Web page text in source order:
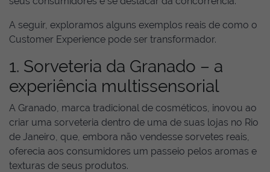
A seguir, exploramos alguns exemplos reais de como o
Customer Experience pode ser transformador.
1. Sorveteria da Granado – a
experiência multissensorial
A Granado, marca tradicional de cosméticos, inovou ao
criar uma sorveteria dentro de uma de suas lojas no Rio
de Janeiro, que, embora não vendesse sorvetes reais,
oferecia aos consumidores um passeio pelos aromas e
texturas de seus produtos.